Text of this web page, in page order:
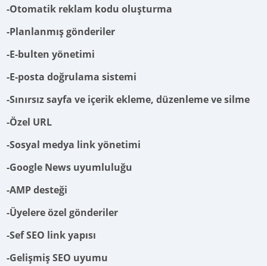
-Otomatik reklam kodu oluşturma
-Planlanmış gönderiler
-E-bulten yönetimi
-E-posta doğrulama sistemi
-Sınırsız sayfa ve içerik ekleme, düzenleme ve silme
-Özel URL
-Sosyal medya link yönetimi
-Google News uyumluluğu
-AMP desteği
-Üyelere özel gönderiler
-Sef SEO link yapısı
-Gelişmiş SEO uyumu